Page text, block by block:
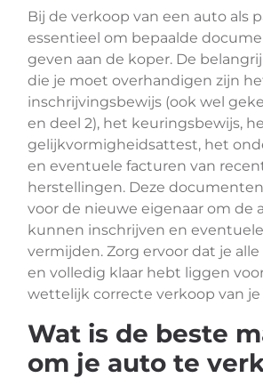
Bij de verkoop van een auto als
essentieel om bepaalde
geven aan de koper. De
die je moet overhandigen zijn
inschrijvingsbewijs (ook wel
en deel 2), het keuringsbewijs,
gelijkvormigheidsattest, het
en eventuele facturen van
herstellingen. Deze
voor de nieuwe eigenaar om de
kunnen inschrijven en
vermijden. Zorg ervoor dat je
en volledig klaar hebt liggen
wettelijk correcte verkoop van je
Wat is de beste
om je auto te